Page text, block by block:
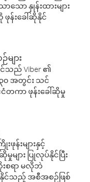
ော နှုန်းထားများ
န်းခေါ်ဆိုနိုင်
ျား
င်သည် Viber ၏
၃၀ အတွင်း သင်
ကာ ဖုန်းခေါ်ဆိုမှု
န်းများနှင့်
များ ပြုလုပ်နိုင်ပြီး
ရာ မလိုဘဲ
င်သည့် အစီအစဉ်ဖြစ်